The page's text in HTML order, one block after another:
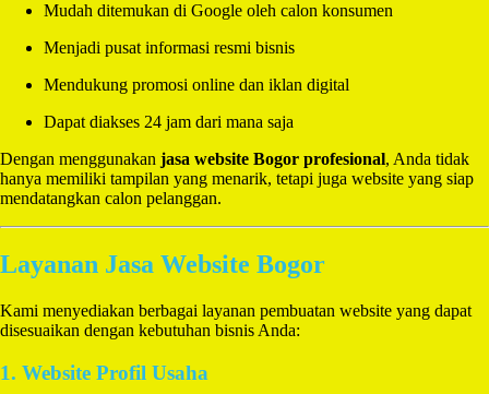
Mudah ditemukan di Google oleh calon konsumen
Menjadi pusat informasi resmi bisnis
Mendukung promosi online dan iklan digital
Dapat diakses 24 jam dari mana saja
Dengan menggunakan jasa website Bogor profesional, Anda tidak
hanya memiliki tampilan yang menarik, tetapi juga website yang siap
mendatangkan calon pelanggan.
Layanan Jasa Website Bogor
Kami menyediakan berbagai layanan pembuatan website yang dapat
disesuaikan dengan kebutuhan bisnis Anda:
1. Website Profil Usaha